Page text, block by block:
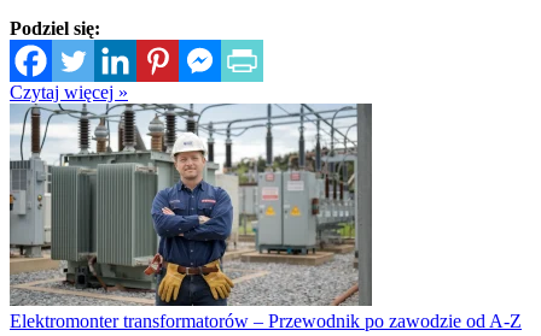
Podziel się:
Czytaj więcej »
Elektromonter transformatorów – Przewodnik po zawodzie od A-Z